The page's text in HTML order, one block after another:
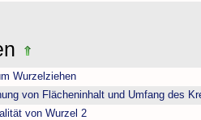
Wurzelziehen
von Flächeninhalt und Umfang des
von Wurzel 2